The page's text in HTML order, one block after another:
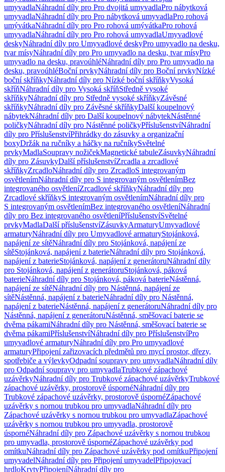
umyvadlaNáhradní díly pro Pro dvojitá umyvadlaPro nábytková
umyvadlaNáhradní díly pro Pro nábytková umyvadlaPro rohová
umývátkaNáhradní díly pro Pro rohová umývátkaPro rohová
umyvadlaNáhradní díly pro Pro rohová umyvadlaUmyvadlové
deskyNáhradní díly pro Umyvadlové deskyPro umyvadlo na desku,
tvar mísyNáhradní díly pro Pro umyvadlo na desku, tvar mísyPro
umyvadlo na desku, pravoúhléNáhradní díly pro Pro umyvadlo na
desku, pravoúhléBoční prvkyNáhradní díly pro Boční prvkyNízké
boční skříňkyNáhradní díly pro Nízké boční skříňkyVysoká
skříňNáhradní díly pro Vysoká skříňStředně vysoké
skříňkyNáhradní díly pro Středně vysoké skříňkyZávěsné
skříňkyNáhradní díly pro Závěsné skříňkyDalší koupelnový
nábytekNáhradní díly pro Další koupelnový nábytekNástěnné
poličkyNáhradní díly pro Nástěnné poličkyPříslušenstvíNáhradní
díly pro PříslušenstvíPřihrádky do zásuvky a organizační
boxyDržák na ručníky a háčky na ručníkySvětelné
prvkyMadlaSoupravy nožičekMagnetické tabuleZásuvkyNáhradní
díly pro ZásuvkyDalší příslušenstvíZrcadla a zrcadlové
skříňkyZrcadloNáhradní díly pro ZrcadloS integrovaným
osvětlenímNáhradní díly pro S integrovaným osvětlenímBez
integrovaného osvětleníZrcadlové skříňkyNáhradní díly pro
Zrcadlové skříňkyS integrovaným osvětlenímNáhradní díly pro
S integrovaným osvětlenímBez integrovaného osvětleníNáhradní
díly pro Bez integrovaného osvětleníPříslušenstvíSvětelné
prvkyMadlaDalší příslušenstvíZásuvkyArmaturyUmyvadlové
armaturyNáhradní díly pro Umyvadlové armaturyStojánková,
napájení ze sítěNáhradní díly pro Stojánková, napájení ze
sítěStojánková, napájení z baterieNáhradní díly pro Stojánková,
napájení z baterieStojánková, napájení z generátoruNáhradní díly
pro Stojánková, napájení z generátoruStojánková, páková
baterieNáhradní díly pro Stojánková, páková baterieNástěnná,
napájení ze sítěNáhradní díly pro Nástěnná, napájení ze
sítěNástěnná, napájení z baterieNáhradní díly pro Nástěnná,
napájení z baterieNástěnná, napájení z generátoruNáhradní díly pro
Nástěnná, napájení z generátoruNástěnná, směšovací baterie se
dvěma pákamiNáhradní díly pro Nástěnná, směšovací baterie se
dvěma pákamiPříslušenstvíNáhradní díly pro PříslušenstvíPro
umyvadlové armaturyNáhradní díly pro Pro umyvadlové
armaturyPřipojení zařizovacích předmětů pro mycí prostor, dřezy,
spotřebiče a výlevkyOdpadní soupravy pro umyvadlaNáhradní díly
pro Odpadní soupravy pro umyvadlaTrubkové zápachové
uzávěrkyNáhradní díly pro Trubkové zápachové uzávěrkyTrubkové
zápachové uzávěrky, prostorově úspornéNáhradní díly pro
Trubkové zápachové uzávěrky, prostorově úspornéZápachové
uzávěrky s nornou trubkou pro umyvadlaNáhradní díly pro
Zápachové uzávěrky s nornou trubkou pro umyvadlaZápachové
uzávěrky s nornou trubkou pro umyvadla, prostorově
úspornéNáhradní díly pro Zápachové uzávěrky s nornou trubkou
pro umyvadla, prostorově úspornéZápachové uzávěrky pod
omítkuNáhradní díly pro Zápachové uzávěrky pod omítkuPřipojení
umyvadelNáhradní díly pro Připojení umyvadelPřipojovací
hrdloKrytyPřipojeníNáhradní díly pro